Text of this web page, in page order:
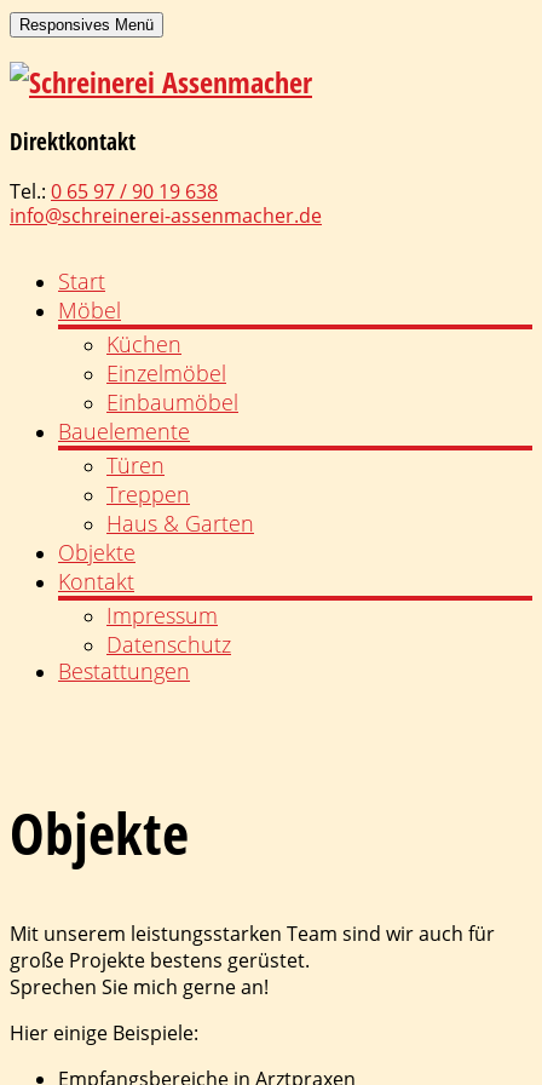
Responsives Menü
Direktkontakt
Tel.: 0 65 97 / 90 19 638
info@schreinerei-assenmacher.de
Start
Möbel
Küchen
Einzelmöbel
Einbaumöbel
Bauelemente
Türen
Treppen
Haus & Garten
Objekte
Kontakt
Impressum
Datenschutz
Bestattungen
Objekte
Mit unserem leistungsstarken Team sind wir auch für
große Projekte bestens gerüstet.
Sprechen Sie mich gerne an!
Hier einige Beispiele:
Empfangsbereiche in Arztpraxen